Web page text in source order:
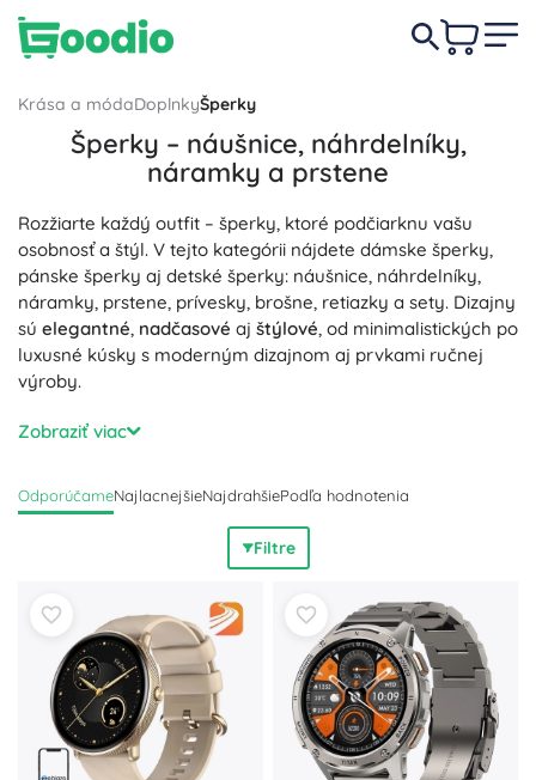
Krása a módaDoplnkyŠperky
Šperky – náušnice, náhrdelníky,
náramky a prstene
Rozžiarte každý outfit – šperky, ktoré podčiarknu vašu
osobnosť a štýl. V tejto kategórii nájdete dámske šperky,
pánske šperky aj detské šperky: náušnice, náhrdelníky,
náramky, prstene, prívesky, brošne, retiazky a sety. Dizajny
sú elegantné, nadčasové aj štýlové, od minimalistických po
luxusné kúsky s moderným dizajnom aj prvkami ručnej
výroby.
Materiály pre každú potrebu: strieborné šperky
(rhodinované Ag 925), zlaté šperky (žlté a ružové zlato),
nechýba ani kvalitná bižutéria. Vďakahypoalergénnym
precíznemu spracovaniu
príjemné na nosenie. Pre milovníkov trblietania nechýbajú
perly, prírodné kamene, zirkóny a diamanty. Vyberiete si
na každodenné nosenie aj špeciálne udalosti – svadbu,
zásnuby, ples alebo výročie. Praktické detaily, ako
nastaviteľné veľkosti prsteňov, zapínanie s predlžovacími
retiazkami a možnosť vrstvenia retiazok a náramkov,
pomáhajú vytvoriť
dokonalý univerzálnystyling. Šperky
originálnym darčekom
a ľahko ich skombinujete do
harmonických setov.
Zobraziť viac
OdporúčameNajlacnejšieNajdrahšiePodľa hodnotenia
Filtre